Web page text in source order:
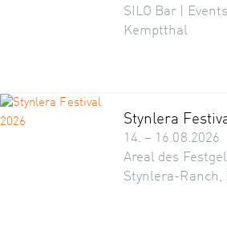
SILO Bar |
Kemptthal
Stynlera
14. – 16.08.2026
Areal des
Stynlera-Ranch,